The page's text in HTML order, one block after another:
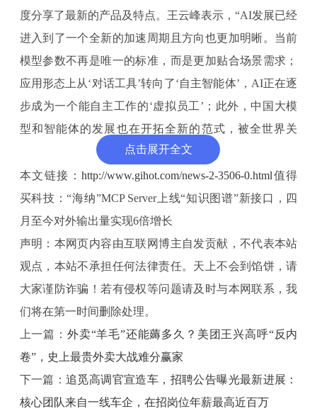
度分享了最新的产品及特点。王云峰表示，“AI发展已经
进入到了一个全新的加速周期且方向也更加明晰。当前
模型参数不再是唯一的标准，而是更加贴合场景需求；
应用形态上从‘对话工具’转向了‘自主智能体’，AI正在逐
步成为一个能自主工作的‘虚拟员工’；此外，中国大模
型和智能体的发展也在开拓全新的范式，被全世界关
基于此判断，“海纳”MCP Server每月也在能力和功能上
不断迭代升级，为行业合作伙伴提供更强、更适配的服
务，目前“海纳”MCP Server已经开放给了更多大模型、
智能终端、智能体应用平台等合作伙伴，并成为众多AI
产品选用的消费能力增强服务，8月对外输出量达到2000
万，环比增长54%，从4月至今实现了6倍增长。
知识图谱就如此。“与传统RAG（检索增强生成）相
比，基于知识图谱接口的检索，就如同为AI装配了一个
智慧罗盘，不仅能实现精准的内容定位，还能深入挖掘
信息之间的复杂关系，无论是商品、评价还是多维度的
知识内容，都能实现高效、一体化的智能检索与生成。
点击展开全文
本文链接：http://www.gihot.com/news-2-3506-0.html值得
买科技：“海纳”MCP Server上线“知识图谱”新接口，四
月至今对外输出量实现6倍增长
声明：本网页内容由互联网博主自发贡献，不代表本站
观点，本站不承担任何法律责任。天上不会到馅饼，请
大家谨防诈骗！若有侵权等问题请及时与本网联系，我
们将在第一时间删除处理。
上一篇： 外卖“羊毛”还能薅多久？美团王兴高呼“反内
卷”，史上最贵外卖大战难分赢家
下一篇：追觅高调官宣造车，招聘公告曝光最新进展：
核心团队来自一线车企，在招岗位年薪最高近百万